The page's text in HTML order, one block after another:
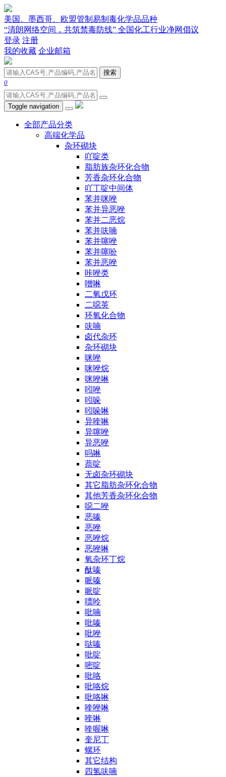
美国、墨西哥、欧盟管制易制毒化学品品种
“清朗网络空间，共筑禁毒防线” 全国化工行业净网倡议
登录 注册
我的收藏 企业邮箱
搜索
0
Toggle navigation
全部产品分类
高端化学品
杂环砌块
吖啶类
脂肪族杂环化合物
芳香杂环化合物
吖丁啶中间体
苯并咪唑
苯并异恶唑
苯并二恶烷
苯并呋喃
苯并噻唑
苯并噻吩
苯并恶唑
咔唑类
噌啉
二氧戊环
二噁英
环氧化合物
呋喃
卤代杂环
杂环砌块
咪唑
咪唑烷
咪唑啉
吲唑
吲哚
吲哚啉
异喹啉
异噻唑
异恶唑
吗啉
萘啶
无卤杂环砌块
其它脂肪杂环化合物
其他芳香杂环化合物
噁二唑
恶嗪
恶唑
恶唑烷
恶唑啉
氧杂环丁烷
酞嗪
哌嗪
哌啶
嘌呤
吡喃
吡嗪
吡唑
哒嗪
吡啶
嘧啶
吡咯
吡咯烷
吡咯啉
喹唑啉
喹啉
喹喔啉
奎尼丁
螺环
其它结构
四氢呋喃